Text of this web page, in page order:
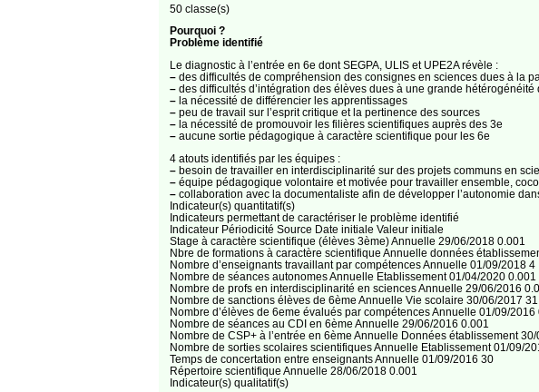
50 classe(s)
Pourquoi ?
Problème identifié
Le diagnostic à l’entrée en 6e dont SEGPA, ULIS et UPE2A révèle :
–des difficultés de compréhension des consignes en sciences dues à la
–des difficultés d’intégration des élèves dues à une grande hétérogénéité
–la nécessité de différencier les apprentissages
–peu de travail sur l’esprit critique et la pertinence des sources
–la nécessité de promouvoir les filières scientifiques auprès des 3e
–aucune sortie pédagogique à caractère scientifique pour les 6e
4 atouts identifiés par les équipes :
–besoin de travailler en interdisciplinarité sur des projets communs en
–équipe pédagogique volontaire et motivée pour travailler ensemble,
–collaboration avec la documentaliste afin de développer l’autonomie
Indicateur(s) quantitatif(s)
Indicateurs permettant de caractériser le problème identifié
Indicateur Périodicité Source Date initiale Valeur initiale
Stage à caractère scientifique (élèves 3ème) Annuelle 29/06/2018 0.001
Nbre de formations à caractère scientifique Annuelle données
Nombre d’enseignants travaillant par compétences Annuelle 01/09/2018 4
Nombre de séances autonomes Annuelle Etablissement 01/04/2020 0.001
Nombre de profs en interdisciplinarité en sciences Annuelle 29/06/2016
Nombre de sanctions élèves de 6ème Annuelle Vie scolaire 30/06/2017 31
Nombre d’élèves de 6eme évalués par compétences Annuelle 01/09/2016
Nombre de séances au CDI en 6ème Annuelle 29/06/2016 0.001
Nombre de CSP+ à l’entrée en 6ème Annuelle Données établissement
Nombre de sorties scolaires scientifiques Annuelle Etablissement 01/09/
Temps de concertation entre enseignants Annuelle 01/09/2016 30
Répertoire scientifique Annuelle 28/06/2018 0.001
Indicateur(s) qualitatif(s)